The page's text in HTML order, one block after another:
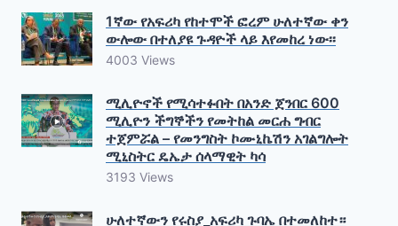
1ኛው የአፍሪካ የከተሞች ፎረም ሁለተኛው ቀን
ውሎው በተለያዩ ጉዳዮች ላይ እየመከረ ነው፡፡
4003 Views
ሚሊዮኖች የሚሳተፉበት በአንድ ጀንበር 600
ሚሊዮን ችግኞችን የመትከል መርሐ ግብር
ተጀምሯል – የመንግስት ኮሙኒኬሽን አገልግሎት
ሚኒስትር ዴኤታ ሰላማዊት ካሳ
3193 Views
ሁለተኛውን የሩስያ_አፍሪካ ጉባኤ በተመለከተ።